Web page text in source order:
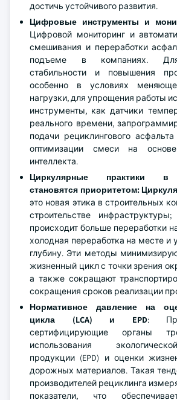
достичь устойчивого развития.
Цифровые инструменты и
Цифровой мониторинг и
смешивания и переработки
подъеме в компаниях.
стабильности и повышения
особенно в условиях
нагрузки, для упрощения работы
инструменты, как датчики
реального времени,
подачи рециклингового
оптимизации смеси на основе
интеллекта.
Циркулярные практики в
становятся приоритетом:
это новая этика в строительных
строительстве
происходит больше переработки
холодная переработка на месте и
глубину. Эти методы
жизненный цикл с точки зрения
а также сокращают
сокращения сроков реализации
Нормативное давление на
цикла (LCA) и EPD:
сертифицирующие органы
использования
продукции (EPD) и оценки
дорожных материалов. Такая
производителей рециклинга
показатели, что